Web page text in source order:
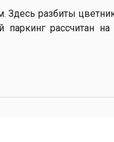
разбиты
рассчитан